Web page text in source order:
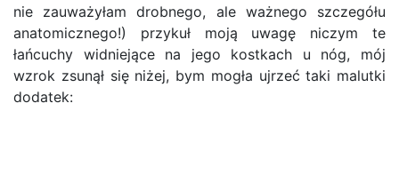
nie zauważyłam drobnego, ale ważnego szczegółu
anatomicznego!) przykuł moją uwagę niczym te
łańcuchy widniejące na jego kostkach u nóg, mój
wzrok zsunął się niżej, bym mogła ujrzeć taki malutki
dodatek: